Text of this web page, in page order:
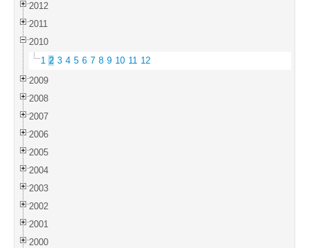
2012
2011
2010
1 2 3 4 5 6 7 8 9 10 11 12
2009
2008
2007
2006
2005
2004
2003
2002
2001
2000